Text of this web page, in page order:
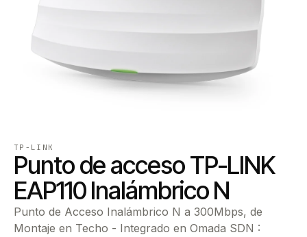
TP-LINK
Punto de acceso TP-LINK
EAP110 Inalámbrico N
Punto de Acceso Inalámbrico N a 300Mbps, de
Montaje en Techo - Integrado en Omada SDN :